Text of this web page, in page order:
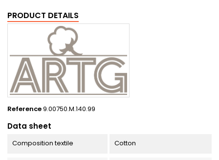
PRODUCT DETAILS
Reference9.00750.M.140.99
Data sheet
Composition textile Cotton